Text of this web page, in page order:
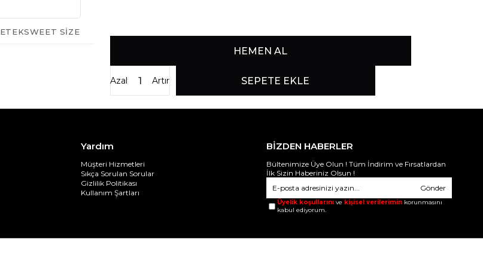
Artır
Azalt
Yardım
Müşteri Hizmetleri
Sıkça Sorulan Sorular
Gizlilik Politikası
Kullanım Şartları
BİZDEN HABERLER
Bültenimize Üye Olun ! Tüm İndirim ve Fırsatlardan
İlk Sizin Haberiniz Olsun !
Gönder
Üyelik koşullarınıve kişisel verileriminkorunmasını
kabul ediyorum.
ETEKSWEET SIZE